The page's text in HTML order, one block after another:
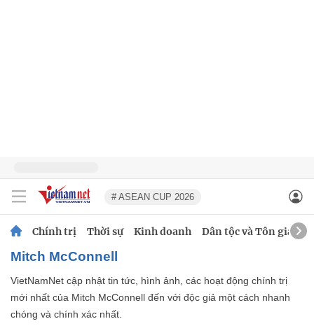
# ASEAN CUP 2026
Chính trị Thời sự Kinh doanh Dân tộc và Tôn giáo
Mitch McConnell
VietNamNet cập nhật tin tức, hình ảnh, các hoạt động chính trị
mới nhất của Mitch McConnell đến với độc giả một cách nhanh
chóng và chính xác nhất.